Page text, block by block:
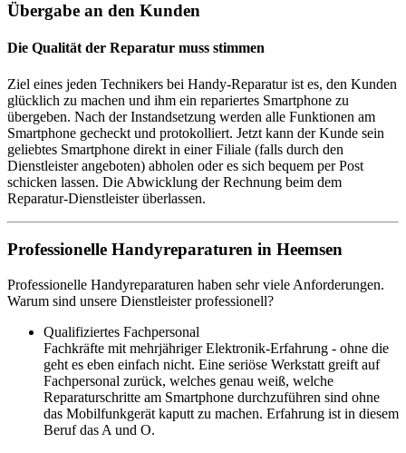
Übergabe an den Kunden
Die Qualität der Reparatur muss stimmen
Ziel eines jeden Technikers bei Handy-Reparatur ist es, den Kunden
glücklich zu machen und ihm ein repariertes Smartphone zu
übergeben. Nach der Instandsetzung werden alle Funktionen am
Smartphone gecheckt und protokolliert. Jetzt kann der Kunde sein
geliebtes Smartphone direkt in einer Filiale (falls durch den
Dienstleister angeboten) abholen oder es sich bequem per Post
schicken lassen. Die Abwicklung der Rechnung beim dem
Reparatur-Dienstleister überlassen.
Professionelle Handyreparaturen in Heemsen
Professionelle Handyreparaturen haben sehr viele Anforderungen.
Warum sind unsere Dienstleister professionell?
Qualifiziertes Fachpersonal
Fachkräfte mit mehrjähriger Elektronik-Erfahrung - ohne die
geht es eben einfach nicht. Eine seriöse Werkstatt greift auf
Fachpersonal zurück, welches genau weiß, welche
Reparaturschritte am Smartphone durchzuführen sind ohne
das Mobilfunkgerät kaputt zu machen. Erfahrung ist in diesem
Beruf das A und O.